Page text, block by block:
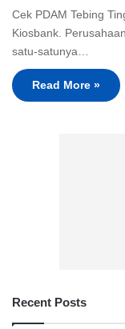
Cek PDAM Tebing
Kiosbank.
satu-satunya…
Read More »
Recent Posts